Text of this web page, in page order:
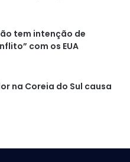
tem intenção de
com os EUA
na Coreia do Sul causa